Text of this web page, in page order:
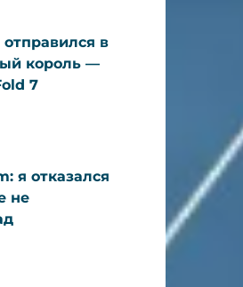
отправился в
король —
7
я отказался
не